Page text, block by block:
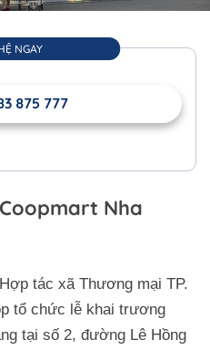
NGAY
875 777
Nha
tác xã Thương mại TP.
tổ chức lễ khai trương
tại số 2, đường Lê Hồng